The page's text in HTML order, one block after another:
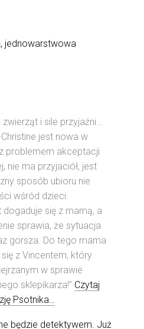
jednowarstwowa
zwierząt i sile przyjaźni…
jest nowa w
problemem akceptacji
nie ma przyjaciół, jest
sposób ubioru nie
wśród dzieci.
się z mamą, a
sprawia, że sytuacja
gorsza. Do tego mama
z Vincentem, który
w sprawie
sklepikarza!” Czytaj
Psotnika…
będzie detektywem. Już